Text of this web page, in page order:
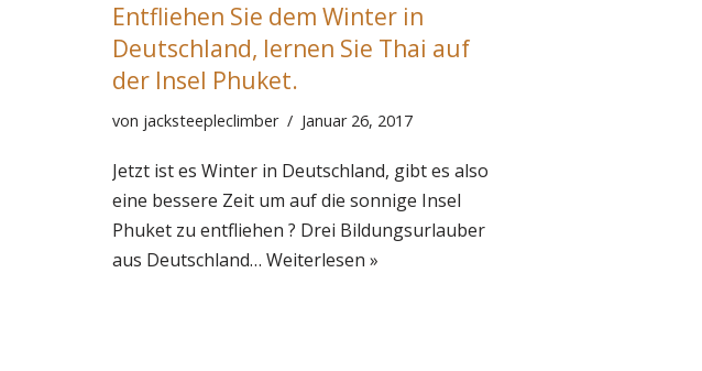
Entfliehen Sie dem Winter in
Deutschland, lernen Sie Thai auf
der Insel Phuket.
von jacksteepleclimber Januar 26, 2017
Jetzt ist es Winter in Deutschland, gibt es also
eine bessere Zeit um auf die sonnige Insel
Phuket zu entfliehen ? Drei Bildungsurlauber
aus Deutschland… Weiterlesen »